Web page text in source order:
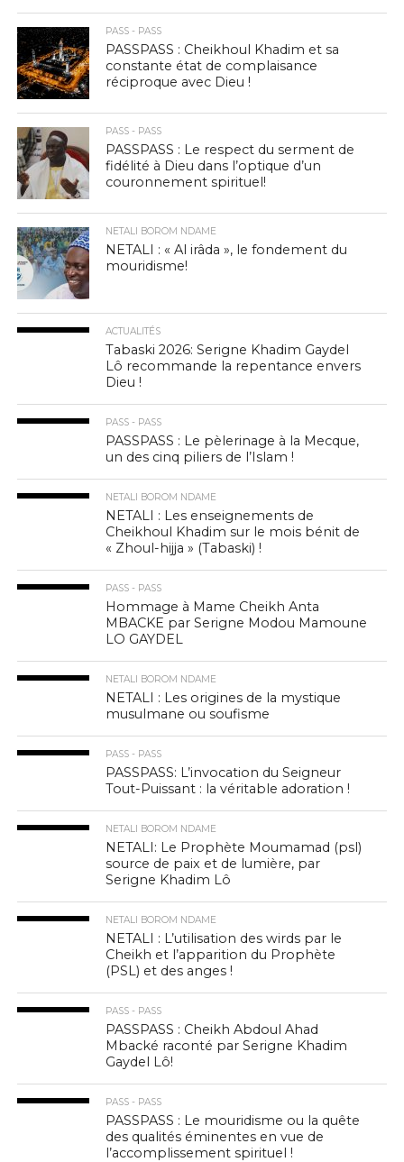
PASS - PASS
PASSPASS : Cheikhoul Khadim et sa
constante état de complaisance
réciproque avec Dieu !
PASS - PASS
PASSPASS : Le respect du serment de
fidélité à Dieu dans l’optique d’un
couronnement spirituel!
NETALI BOROM NDAME
NETALI : « Al irâda », le fondement du
mouridisme!
ACTUALITÉS
Tabaski 2026: Serigne Khadim Gaydel
Lô recommande la repentance envers
Dieu !
PASS - PASS
PASSPASS : Le pèlerinage à la Mecque,
un des cinq piliers de l’Islam !
NETALI BOROM NDAME
NETALI : Les enseignements de
Cheikhoul Khadim sur le mois bénit de
« Zhoul-hijja » (Tabaski) !
PASS - PASS
Hommage à Mame Cheikh Anta
MBACKE par Serigne Modou Mamoune
LO GAYDEL
NETALI BOROM NDAME
NETALI : Les origines de la mystique
musulmane ou soufisme
PASS - PASS
PASSPASS: L’invocation du Seigneur
Tout-Puissant : la véritable adoration !
NETALI BOROM NDAME
NETALI: Le Prophète Moumamad (psl)
source de paix et de lumière, par
Serigne Khadim Lô
NETALI BOROM NDAME
NETALI : L’utilisation des wirds par le
Cheikh et l’apparition du Prophète
(PSL) et des anges !
PASS - PASS
PASSPASS : Cheikh Abdoul Ahad
Mbacké raconté par Serigne Khadim
Gaydel Lô!
PASS - PASS
PASSPASS : Le mouridisme ou la quête
des qualités éminentes en vue de
l’accomplissement spirituel !